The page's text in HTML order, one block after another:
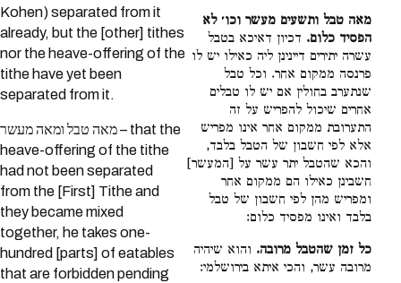
Kohen) separated from it
already, but the [other] tithes
nor the heave-offering of the
tithe have yet been
separated from it.
מאה טבל ומאה מעשר – that the
heave-offering of the tithe
had not been separated
from the [First] Tithe and
they became mixed
together, he takes one-
hundred [parts] of eatables
that are forbidden pending
מאה טבל ותשעים מעשר וכו׳ לא
הפסיד כלום. דכיון דאיכא בטבל
עשרה יתירים דיינינן ליה כאילו יש לו
פרנסה ממקום אחר. וכל טבל
שנתערב בחולין אם יש לו טבלים
אחרים שיכול להפריש על זה
התערובת ממקום אחר אינו מפריש
אלא לפי חשבון של הטבל בלבד,
והכא שהטבל יתר עשר על [המעשר]
חשבינן כאילו הם ממקום אחר
ומפריש מהן לפי חשבון של טבל
בלבד ואינו מפסיד כלום:
כל זמן שהטבל מרובה. והוא שיהיה
מרובה עשר, והכי איתא בירושלמי: